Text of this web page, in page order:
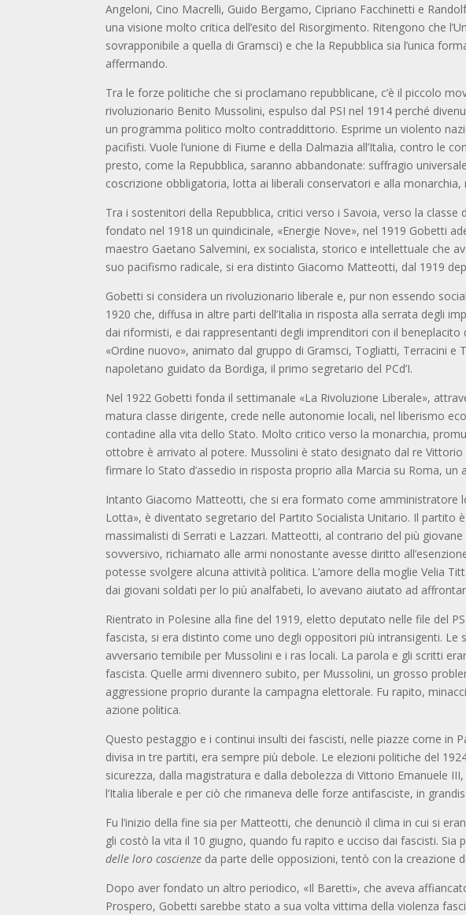
Angeloni, Cino Macrelli, Guido Bergamo, Cipriano Facchinetti e
una visione molto critica dell’esito del Risorgimento. Ritengono che
sovrapponibile a quella di Gramsci) e che la Repubblica sia l’unica
affermando.
Tra le forze politiche che si proclamano repubblicane, c’è il piccolo
rivoluzionario Benito Mussolini, espulso dal PSI nel 1914 perché
un programma politico molto contraddittorio. Esprime un violento
pacifisti. Vuole l’unione di Fiume e della Dalmazia all’Italia, contro le
presto, come la Repubblica, saranno abbandonate: suffragio
coscrizione obbligatoria, lotta ai liberali conservatori e alla
Tra i sostenitori della Repubblica, critici verso i Savoia, verso la
fondato nel 1918 un quindicinale, «Energie Nove», nel 1919 Gobetti
maestro Gaetano Salvemini, ex socialista, storico e intellettuale che
suo pacifismo radicale, si era distinto Giacomo Matteotti, dal 1919
Gobetti si considera un rivoluzionario liberale e, pur non essendo
1920 che, diffusa in altre parti dell’Italia in risposta alla serrata degli
dai riformisti, e dai rappresentanti degli imprenditori con il beneplacito
«Ordine nuovo», animato dal gruppo di Gramsci, Togliatti, Terracini
napoletano guidato da Bordiga, il primo segretario del PCd’I.
Nel 1922 Gobetti fonda il settimanale «La Rivoluzione Liberale»,
matura classe dirigente, crede nelle autonomie locali, nel liberismo
contadine alla vita dello Stato. Molto critico verso la monarchia,
ottobre è arrivato al potere. Mussolini è stato designato dal re
firmare lo Stato d’assedio in risposta proprio alla Marcia su Roma, un
Intanto Giacomo Matteotti, che si era formato come amministratore
Lotta», è diventato segretario del Partito Socialista Unitario. Il partito
massimalisti di Serrati e Lazzari. Matteotti, al contrario del più
sovversivo, richiamato alle armi nonostante avesse diritto
potesse svolgere alcuna attività politica. L’amore della moglie Velia
dai giovani soldati per lo più analfabeti, lo avevano aiutato ad
Rientrato in Polesine alla fine del 1919, eletto deputato nelle file del
fascista, si era distinto come uno degli oppositori più intransigenti. Le
avversario temibile per Mussolini e i ras locali. La parola e gli scritti
fascista. Quelle armi divennero subito, per Mussolini, un grosso
aggressione proprio durante la campagna elettorale. Fu rapito,
azione politica.
Questo pestaggio e i continui insulti dei fascisti, nelle piazze come in
divisa in tre partiti, era sempre più debole. Le elezioni politiche del
sicurezza, dalla magistratura e dalla debolezza di Vittorio Emanuele
l’Italia liberale e per ciò che rimaneva delle forze antifasciste, in
Fu l’inizio della fine sia per Matteotti, che denunciò il clima in cui si
gli costò la vita il 10 giugno, quando fu rapito e ucciso dai fascisti.
delle loro coscienze da parte delle opposizioni, tentò con la creazione
Dopo aver fondato un altro periodico, «Il Baretti», che aveva
Prospero, Gobetti sarebbe stato a sua volta vittima della violenza